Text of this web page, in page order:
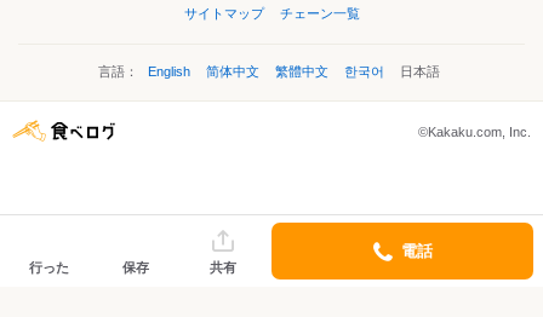
サイトマップ
チェーン一覧
言語： English 简体中文 繁體中文 한국어 日本語
©Kakaku.com, Inc.
行った 保存 共有
電話